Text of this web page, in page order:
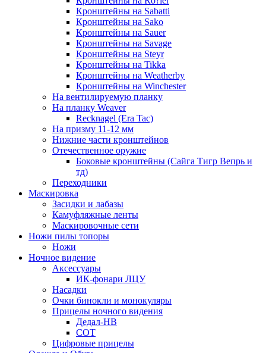
Кронштейны на Sabatti
Кронштейны на Sako
Кронштейны на Sauer
Кронштейны на Savage
Кронштейны на Steyr
Кронштейны на Tikka
Кронштейны на Weatherby
Кронштейны на Winchester
На вентилируемую планку
На планку Weaver
Recknagel (Era Tac)
На призму 11-12 мм
Нижние части кронштейнов
Отечественное оружие
Боковые кронштейны (Сайга Тигр Вепрь и
тд)
Переходники
Маскировка
Засидки и лабазы
Камуфляжные ленты
Маскировочные сети
Ножи пилы топоры
Ножи
Ночное видение
Аксессуары
ИК-фонари ЛЦУ
Насадки
Очки бинокли и монокуляры
Прицелы ночного видения
Дедал-НВ
СОТ
Цифровые прицелы